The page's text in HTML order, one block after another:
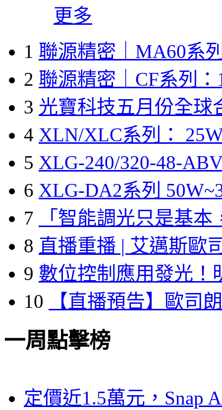
更多
1 聯源精密｜MA60系
2 聯源精密｜CF系列：
3 光寶科技五月份全球
4 XLN/XLC系列：
5 XLG-240/320-48-
6 XLG-DA2系列
7
「智能調光只是基本
8 直播重播 | 艾邁斯歐
9 數位控制應用發光！
10
【直播預告】歐司
一周點擊榜
定價近1.5萬元，Snap